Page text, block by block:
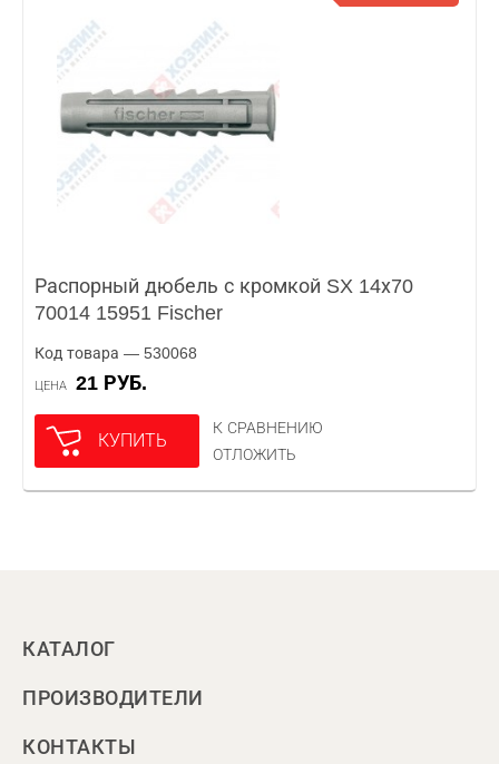
Распорный дюбель с кромкой SX 14х70
70014 15951 Fischer
Код товара — 530068
ЦЕНА 21 РУБ.
КУПИТЬ
К СРАВНЕНИЮ
ОТЛОЖИТЬ
КАТАЛОГ
ПРОИЗВОДИТЕЛИ
КОНТАКТЫ